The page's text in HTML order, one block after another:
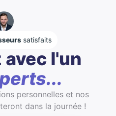
satisfaits
avec l'un
personnelles et nos
dans la journée !